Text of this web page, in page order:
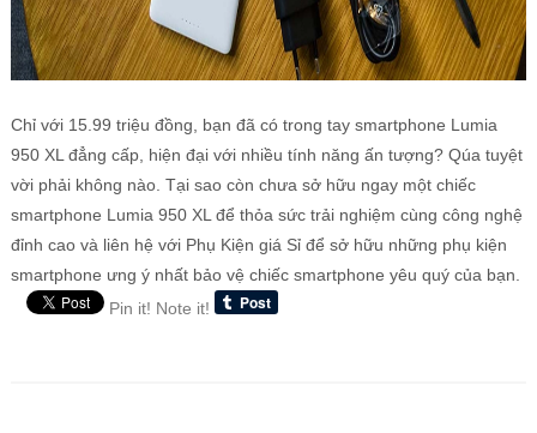
Chỉ với 15.99 triệu đồng, bạn đã có trong tay smartphone Lumia
950 XL đẳng cấp, hiện đại với nhiều tính năng ấn tượng? Qúa tuyệt
vời phải không nào. Tại sao còn chưa sở hữu ngay một chiếc
smartphone Lumia 950 XL để thỏa sức trải nghiệm cùng công nghệ
đỉnh cao và liên hệ với Phụ Kiện giá Sỉ để sở hữu những phụ kiện
smartphone ưng ý nhất bảo vệ chiếc smartphone yêu quý của bạn.
Pin it! Note it!